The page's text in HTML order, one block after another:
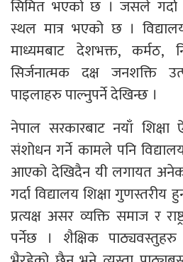
सिमित भएको छ । जसले गर्दा
स्थल मात्र भएको छ ।
माध्यमबाट देशभक्त, कर्मठ,
सिर्जनात्मक दक्ष जनशक्ति
पाइलाहरु पाल्नुपर्ने देखिन्छ ।
नेपाल सरकारबाट नयाँ
संशोधन गर्ने कामले पनि
आएको देखिदैन यी लगायत
गर्दा विद्यालय शिक्षा
प्रत्यक्ष असर व्यक्ति समाज र
पर्नेछ । शैक्षिक पाठ्यवस्तुहरु